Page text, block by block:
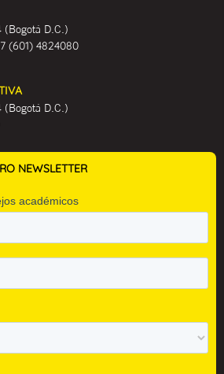
D.C.)
(601) 4824080
D.C.)
NEWSLETTER